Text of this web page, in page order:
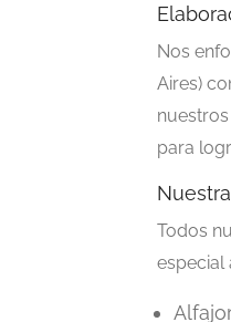
Nos
Aires)
para
Todos
especial